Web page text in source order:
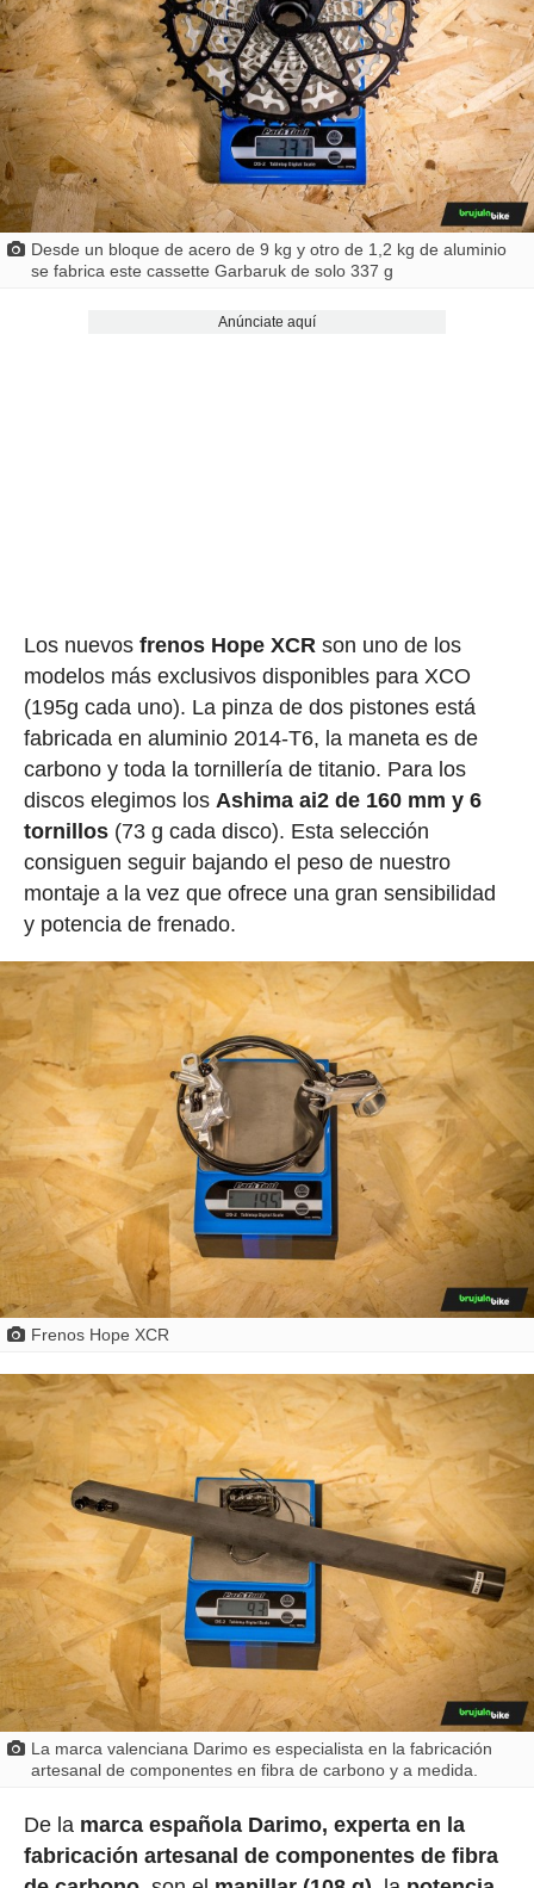
Desde un bloque de acero de 9 kg y otro de 1,2 kg de aluminio
se fabrica este cassette Garbaruk de solo 337 g
Anúnciate aquí
Los nuevosfrenos Hope XCR son uno de los
modelos más exclusivos disponibles para XCO
(195g cada uno). La pinza de dos pistones está
fabricada en aluminio 2014-T6, la maneta es de
carbono y toda la tornillería de titanio. Para los
discos elegimos los Ashima ai2 de 160 mm y 6
tornillos(73 g cada disco). Esta selección
consiguen seguir bajando el peso de nuestro
montaje a la vez que ofrece una gran sensibilidad
y potencia de frenado.
Frenos Hope XCR
La marca valenciana Darimo es especialista en la fabricación
artesanal de componentes en fibra de carbono y a medida.
De la marca española Darimo, experta en la
fabricación artesanal de componentes de fibra